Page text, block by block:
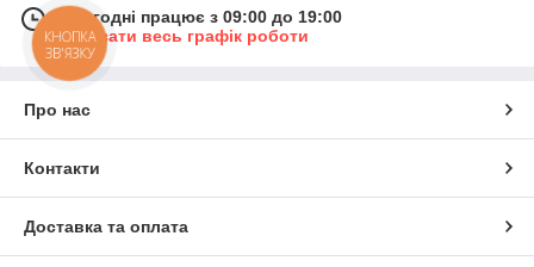
Сьогодні працює з 09:00 до 19:00
Показати весь графік роботи
Про нас
Контакти
Доставка та оплата
КНОПКА
ЗВ'ЯЗКУ